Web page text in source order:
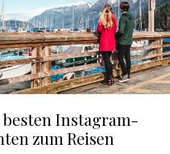
besten Instagram-
zum Reisen